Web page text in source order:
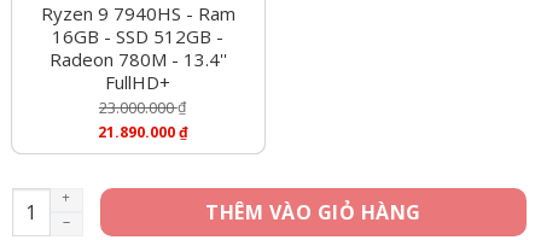
Ryzen 9 7940HS - Ram
16GB - SSD 512GB -
Radeon 780M - 13.4''
FullHD+
23.000.000₫
Gốc
23.000.000 ₫.
21.890.000₫
Giá
Tại
Là:
21.890.000 ₫.
[New 100%] Asus ROG Flow X13 GV302XA-X13.R9512 -
THÊM VÀO GIỎ HÀNG